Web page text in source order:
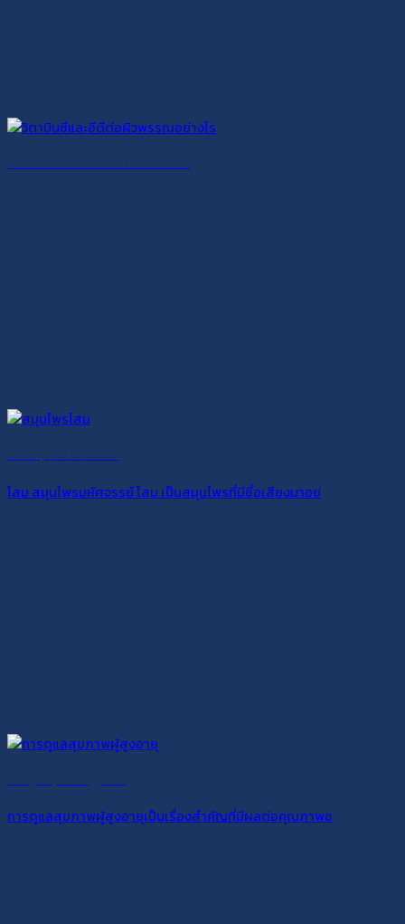
โสม สมุนไพรมหัศจรรย์ โสม เป็นสมุนไพรที่มีชื่อเสียงมาอย่
การดูแลสุขภาพผู้สูงอายุเป็นเรื่องสำคัญที่มีผลต่อคุณภาพช